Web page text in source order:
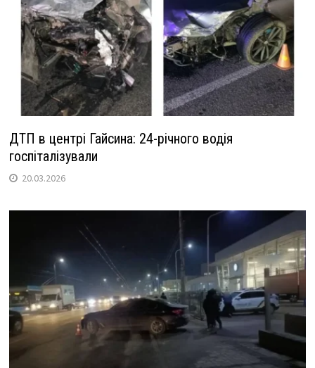
ДТП в центрі Гайсина: 24-річного водія
госпіталізували
20.03.2026